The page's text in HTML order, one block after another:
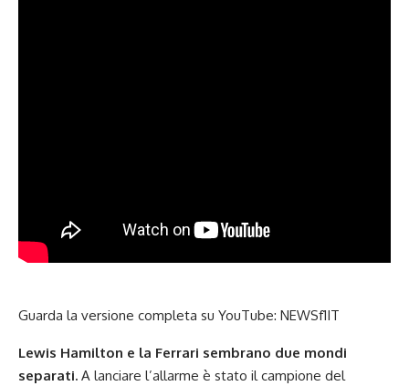
Guarda la versione completa su YouTube: NEWSf1IT
Lewis Hamilton e la Ferrari sembrano due mondi
separati. A lanciare l’allarme è stato il campione del